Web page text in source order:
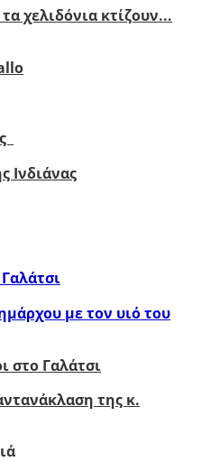
χελιδόνια κτίζουν...
Ινδιάνας
με τον υιό του
στο Γαλάτσι
της κ.